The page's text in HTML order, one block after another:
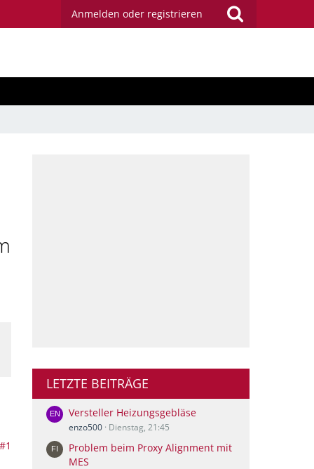
Anmelden oder registrieren
#1
LETZTE BEITRÄGE
Versteller Heizungsgebläse
enzo500 Dienstag, 21:45
Problem beim Proxy Alignment mit
MES